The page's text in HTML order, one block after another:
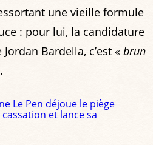
une vieille formule
: pour lui, la candidature
Jordan Bardella, c’est « brun
Le Pen déjoue le piège
et lance sa